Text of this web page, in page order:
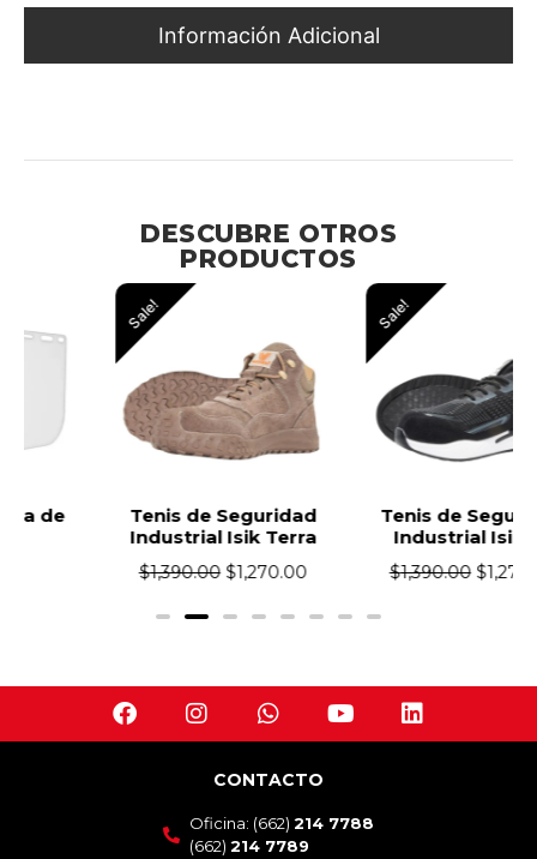
Información Adicional
DESCUBRE OTROS
PRODUCTOS
Tenis de Seguridad
Industrial Isik Terra
1,390.00 $1,270.00
Tenis de Seguridad
Industrial Isik Zu
1,390.00 $1,270.00
CONTACTO
Oficina: (662)214 7788
(662)214 7789